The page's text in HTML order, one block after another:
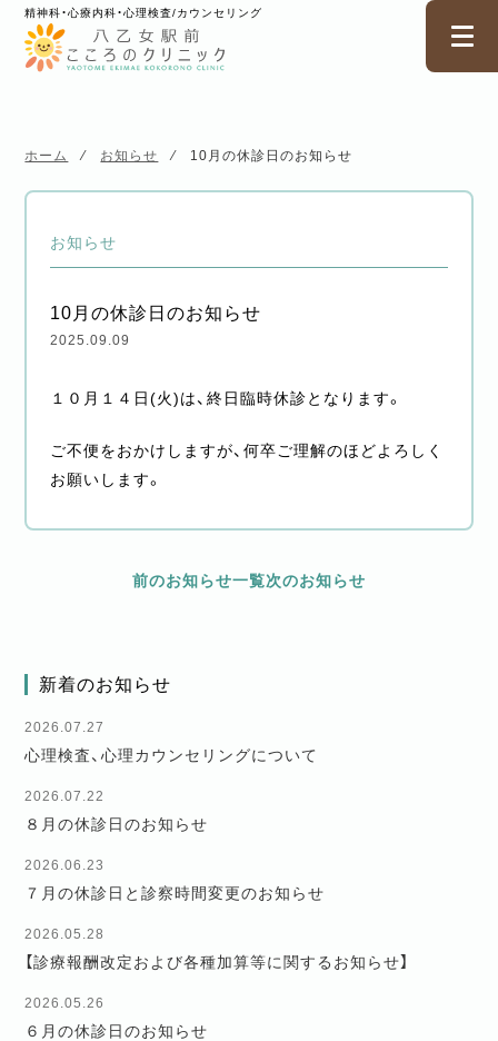
精神科・心療内科・心理検査/カウンセリング
ホーム ⁄ お知らせ ⁄ 10月の休診日のお知らせ
お知らせ
10月の休診日のお知らせ
2025.09.09
１０月１４日(火)は、終日臨時休診となります。
ご不便をおかけしますが、何卒ご理解のほどよろしく
お願いします。
前のお知らせ一覧次のお知らせ
新着のお知らせ
2026.07.27
心理検査、心理カウンセリングについて
2026.07.22
８月の休診日のお知らせ
2026.06.23
７月の休診日と診察時間変更のお知らせ
2026.05.28
【診療報酬改定および各種加算等に関するお知らせ】
2026.05.26
６月の休診日のお知らせ